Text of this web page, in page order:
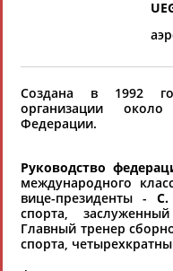
хорошо известной
организации или
ошибку в уже
хотите ее
это сделать
Результаты поиска:
Автономная
оздоровительной
Создана в 1992
организации
Федерации.
Руководство
международного
вице-президенты - С.
спорта,
Главный тренер
спорта,